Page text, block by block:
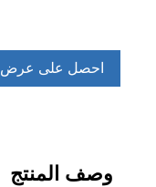
احصل على عرض
وصف المنتج